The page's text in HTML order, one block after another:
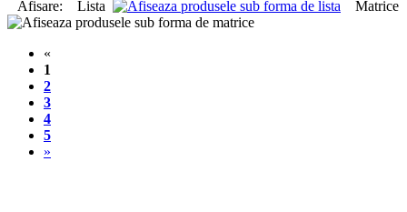
Afisare: Lista
Matrice
«
1
2
3
4
5
»